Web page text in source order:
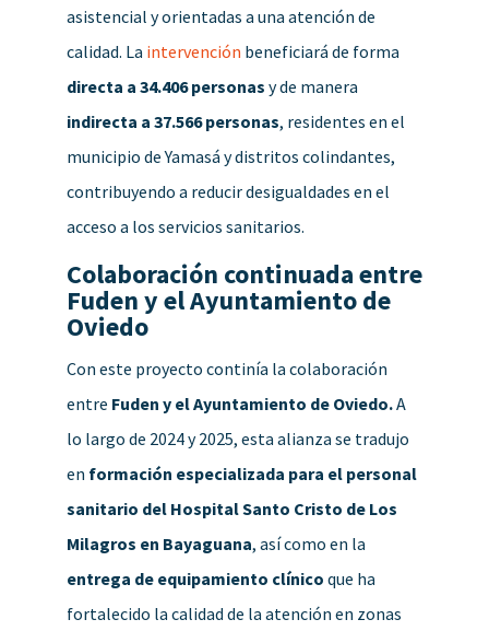
asistencial y orientadas a una atención de
calidad. La intervención beneficiará de forma
directa a 34.406 personas y de manera
indirecta a 37.566 personas, residentes en el
municipio de Yamasá y distritos colindantes,
contribuyendo a reducir desigualdades en el
acceso a los servicios sanitarios.
Colaboración continuada entre
Fuden y el Ayuntamiento de
Oviedo
Con este proyecto continía la colaboración
entre Fuden y el Ayuntamiento de Oviedo.A
lo largo de 2024 y 2025, esta alianza se tradujo
en formación especializada para el personal
sanitario del Hospital Santo Cristo de Los
Milagros en Bayaguana, así como en la
entrega de equipamiento clínico que ha
fortalecido la calidad de la atención en zonas